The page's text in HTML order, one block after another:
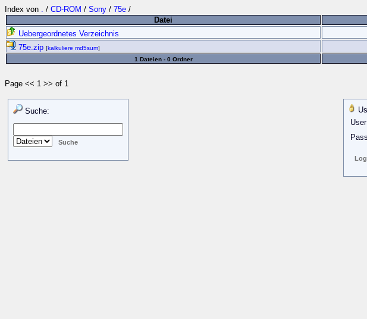
Index von . / CD-ROM / Sony / 75e /
Datei
Uebergeordnetes Verzeichnis
75e.zip [kalkuliere md5sum]
1 Dateien - 0 Ordner
Page << 1 >> of 1
Suche: